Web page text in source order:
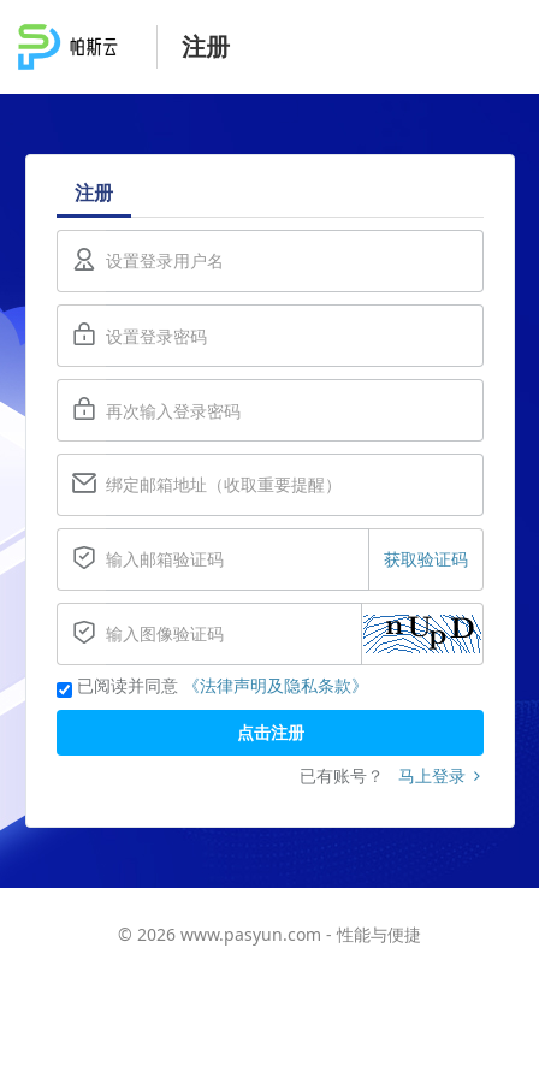
注册
注册
获取验证码
已阅读并同意 《法律声明及隐私条款》
点击注册
已有账号？
马上登录
© 2026 www.pasyun.com - 性能与便捷